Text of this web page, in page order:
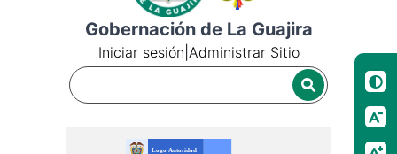
Gobernación de La Guajira
Iniciar sesión Administrar Sitio